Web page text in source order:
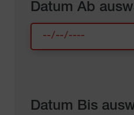
Datum Ab
Datum Bis